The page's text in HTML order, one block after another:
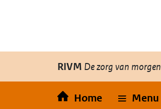
RIVM De zorg van morgen
Home Menu